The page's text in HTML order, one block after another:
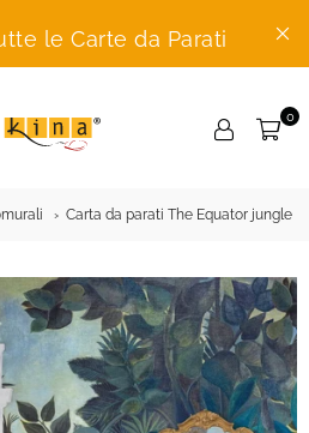
le Carte da Parati
0
Carta da parati The Equator jungle